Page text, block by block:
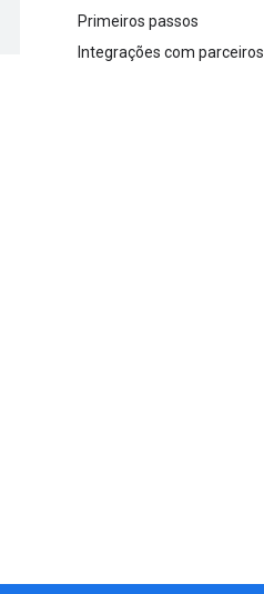
Primeiros passos
Integrações com parceiros